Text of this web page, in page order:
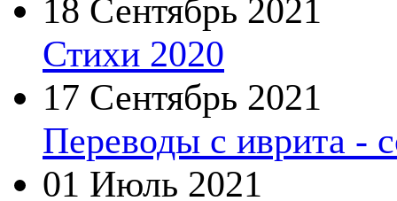
18 Сентябрь 2021
Стихи 2020
17 Сентябрь 2021
Переводы с иврита -
01 Июль 2021